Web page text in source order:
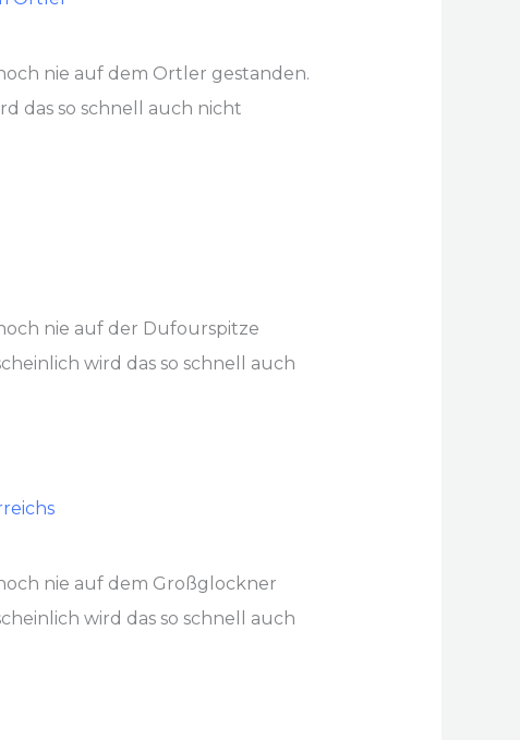
nie auf dem Ortler gestanden.
das so schnell auch nicht
nie auf der Dufourspitze
wird das so schnell auch
nie auf dem Großglockner
wird das so schnell auch